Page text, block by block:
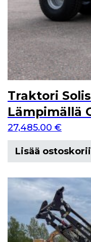
Traktori
Lämpimällä
27,485.00 €
Lisää